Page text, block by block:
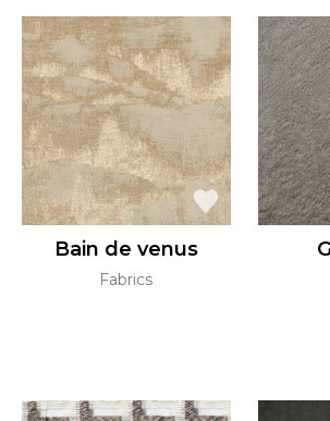
Bain de venus
Fabrics